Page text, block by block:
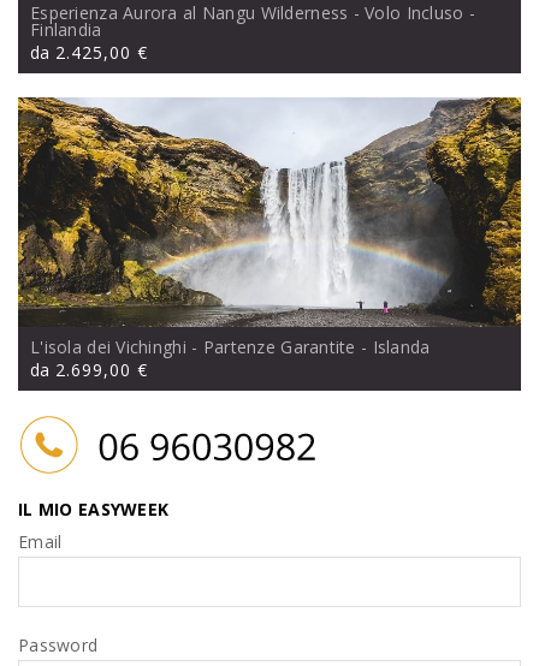
Esperienza Aurora al Nangu Wilderness - Volo Incluso -
Finlandia
da 2.425,00 €
L'isola dei Vichinghi - Partenze Garantite - Islanda
da 2.699,00 €
IL MIO EASYWEEK
Email
Password